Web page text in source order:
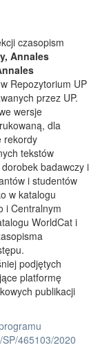
czasopism
Annales
w Repozytorium UP
przez UP.
wersje
dla
rekordy
tekstów
badawczy i
i studentów
w katalogu
i Centralnym
WorldCat i
podjętych
platformę
publikacji
465103/2020